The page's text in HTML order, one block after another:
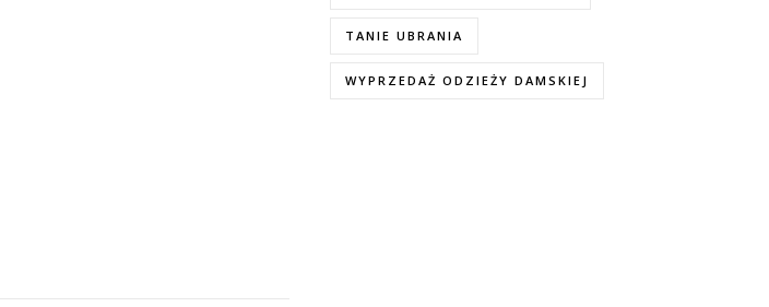
TANIE UBRANIA
WYPRZEDAŻ ODZIEŻY DAMSKIEJ